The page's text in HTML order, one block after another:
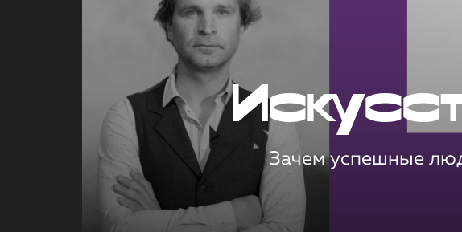
Зачем успешные